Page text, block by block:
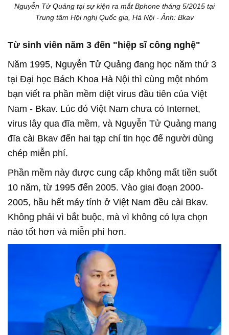
Nguyễn Tử Quảng tại sự kiện ra mắt Bphone tháng 5/2015 tại
Trung tâm Hội nghị Quốc gia, Hà Nội - Ảnh: Bkav
Từ sinh viên năm 3 đến "hiệp sĩ công nghệ"
Năm 1995, Nguyễn Tử Quảng đang học năm thứ 3
tại Đại học Bách Khoa Hà Nội thì cùng một nhóm
bạn viết ra phần mềm diệt virus đầu tiên của Việt
Nam - Bkav. Lúc đó Việt Nam chưa có Internet,
virus lây qua đĩa mềm, và Nguyễn Tử Quảng mang
đĩa cài Bkav đến hai tạp chí tin học để người dùng
chép miễn phí.
Phần mềm này được cung cấp không mất tiền suốt
10 năm, từ 1995 đến 2005. Vào giai đoạn 2000-
2005, hầu hết máy tính ở Việt Nam đều cài Bkav.
Không phải vì bắt buộc, mà vì không có lựa chọn
nào tốt hơn và miễn phí hơn.